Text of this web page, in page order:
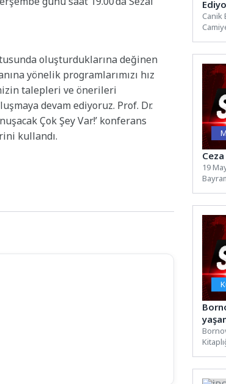
oluşturduklarına değinen
yönelik programlarımızı hız
talepleri ve önerileri
devam ediyoruz. Prof. Dr.
Çok Şey Var!’ konferans
kullandı.
Canik
19